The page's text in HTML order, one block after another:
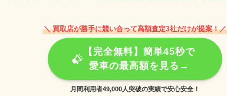
＼ 買取店が勝手に競い合って高額査定3社だけが提案！／
【完全無料】簡単45秒で
愛車の最高額を見る→
月間利用者49,000人突破の実績で安心安全！